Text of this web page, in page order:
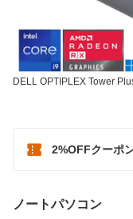
DELL OPTIPLEX Tower
2%OFFクーポ
ノートパソコン